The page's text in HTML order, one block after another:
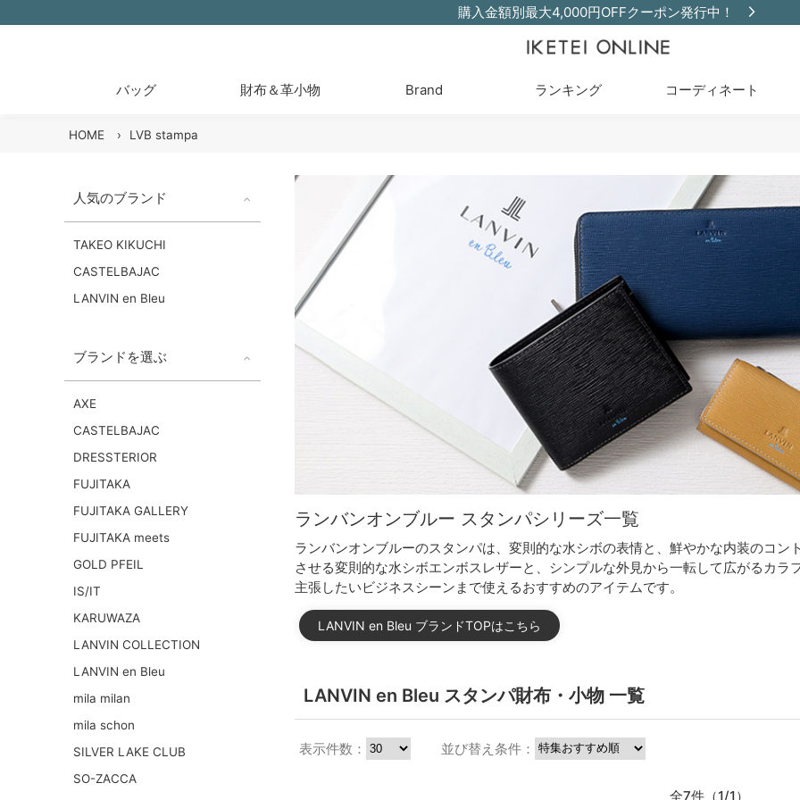
購入金額別最大4,000円OFFクーポン発行中！
バッグ 財布＆革小物 Brand ランキング コーディネート
HOME › LVB stampa
人気のブランド
TAKEO KIKUCHI
CASTELBAJAC
LANVIN en Bleu
ブランドを選ぶ
AXE
CASTELBAJAC
DRESSTERIOR
FUJITAKA
FUJITAKA GALLERY
FUJITAKA meets
GOLD PFEIL
IS/IT
KARUWAZA
LANVIN COLLECTION
LANVIN en Bleu
mila milan
mila schon
SILVER LAKE CLUB
SO-ZACCA
ランバンオンブルー スタンパシリーズ一覧
ランバンオンブルーのスタンパは、変則的な水シボの表情と、鮮やかな内装のコ
させる変則的な水シボエンボスレザーと、シンプルな外見から一転して広がるカ
主張したいビジネスシーンまで使えるおすすめのアイテムです。
LANVIN en Bleu ブランドTOPはこちら
LANVIN en Bleu スタンパ財布・小物 一覧
表示件数： 並び替え条件：
全7件（1/1）